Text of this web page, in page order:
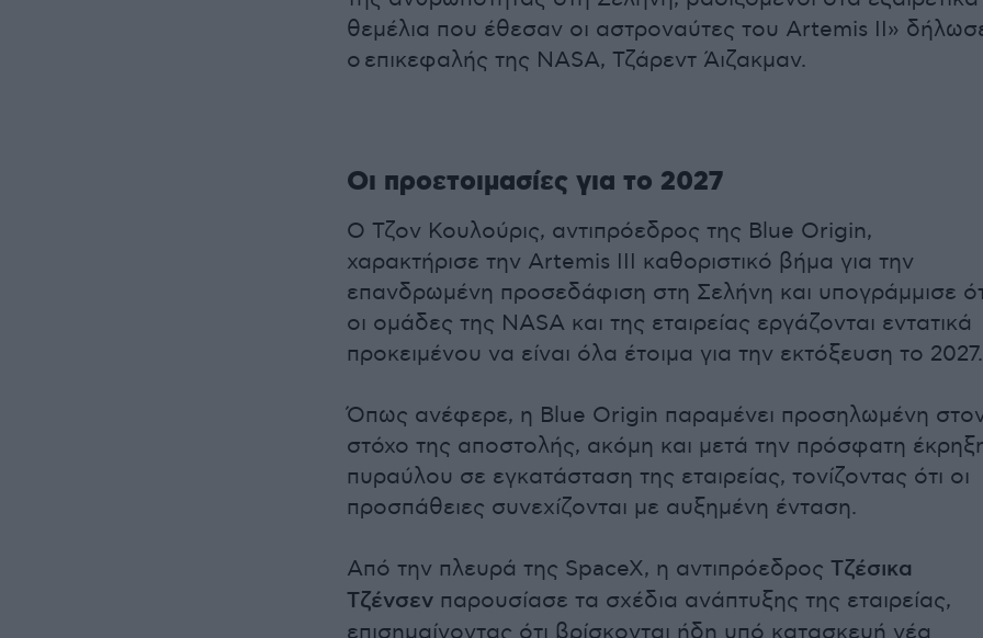
θεμέλια που έθεσαν οι αστροναύτες του Artemis II»
ο επικεφαλής της NASA, Τζάρεντ Άιζακμαν.
Οι προετοιμασίες για το 2027
Ο Τζον Κουλούρις, αντιπρόεδρος της Blue Origin,
χαρακτήρισε την Artemis III καθοριστικό βήμα για την
επανδρωμένη προσεδάφιση στη Σελήνη και υπογράμμισε
οι ομάδες της NASA και της εταιρείας εργάζονται εντατικά
προκειμένου να είναι όλα έτοιμα για την εκτόξευση το 2027.
Όπως ανέφερε, η Blue Origin παραμένει προσηλωμένη
στόχο της αποστολής, ακόμη και μετά την πρόσφατη
πυραύλου σε εγκατάσταση της εταιρείας, τονίζοντας ότι οι
προσπάθειες συνεχίζονται με αυξημένη ένταση.
Από την πλευρά της SpaceX, η αντιπρόεδρος Τζέσικα
Τζένσεν παρουσίασε τα σχέδια ανάπτυξης της εταιρείας,
επισημαίνοντας ότι βρίσκονται ήδη υπό κατασκευή νέα